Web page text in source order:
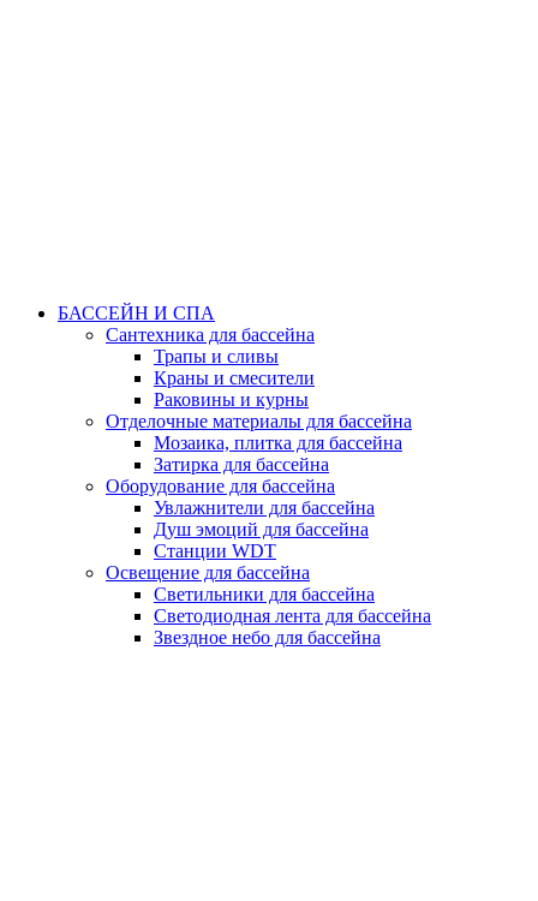
БАССЕЙН И СПА
Сантехника для бассейна
Трапы и сливы
Краны и смесители
Раковины и курны
Отделочные материалы для бассейна
Мозаика, плитка для бассейна
Затирка для бассейна
Оборудование для бассейна
Увлажнители для бассейна
Душ эмоций для бассейна
Станции WDT
Освещение для бассейна
Светильники для бассейна
Светодиодная лента для бассейна
Звездное небо для бассейна